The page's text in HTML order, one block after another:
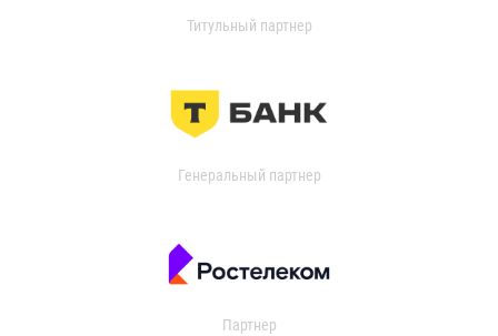
Титульный партнер
Генеральный партнер
Партнер